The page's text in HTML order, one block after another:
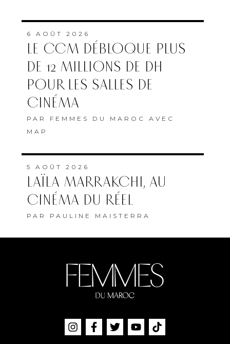
6 AOÛT 2026
LE CCM DÉBLOQUE PLUS
DE 12 MILLIONS DE DH
POUR LES SALLES DE
CINÉMA
PAR FEMMES DU MAROC AVEC
MAP
5 AOÛT 2026
LAÏLA MARRAKCHI, AU
CINÉMA DU RÉEL
PAR PAULINE MAISTERRA